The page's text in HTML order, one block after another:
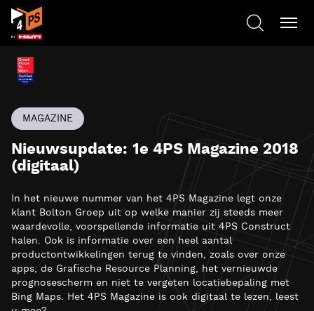
MAGAZINE
Nieuwsupdate: 1e 4PS Magazine 2018
(digitaal)
In het nieuwe nummer van het 4PS Magazine legt onze
klant Bolton Groep uit op welke manier zij steeds meer
waardevolle, voorspellende informatie uit 4PS Construct
halen. Ook is informatie over een heel aantal
productontwikkelingen terug te vinden, zoals over onze
apps, de Grafische Resource Planning, het vernieuwde
prognosescherm en niet te vergeten locatiebepaling met
Bing Maps. Het 4PS Magazine is ook digitaal te lezen, leest